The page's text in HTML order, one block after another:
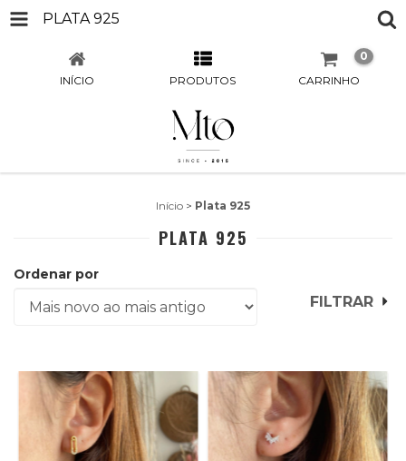
PLATA 925
INÍCIO PRODUTOS CARRINHO
0
Início > Plata 925
PLATA 925
Ordenar por
FILTRAR